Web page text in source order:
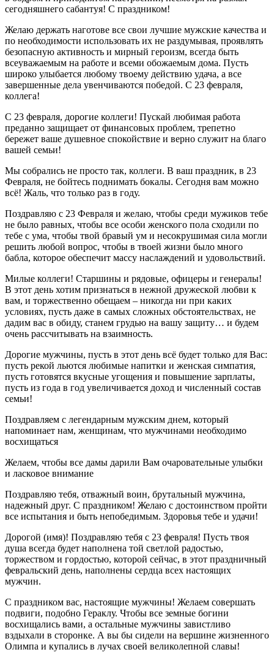
сегодняшнего сабантуя! С праздником!
Желаю держать наготове все свои лучшие мужские качества и
по необходимости использовать их не раздумывая, проявлять
безопасную активность и мирный героизм, всегда быть
всеуважаемым на работе и всеми обожаемым дома. Пусть
широко улыбается любому твоему действию удача, а все
завершенные дела увенчиваются победой. С 23 февраля,
коллега!
С 23 февраля, дорогие коллеги! Пускай любимая работа
преданно защищает от финансовых проблем, трепетно
бережет ваше душевное спокойствие и верно служит на благо
вашей семьи!
Мы собрались не просто так, коллеги. В ваш праздник, в 23
Февраля, не бойтесь поднимать бокалы. Сегодня вам можно
всё! Жаль, что только раз в году.
Поздравляю с 23 Февраля и желаю, чтобы среди мужиков тебе
не было равных, чтобы все особи женского пола сходили по
тебе с ума, чтобы твой бравый ум и несокрушимая сила могли
решить любой вопрос, чтобы в твоей жизни было много
бабла, которое обеспечит массу наслаждений и удовольствий.
Милые коллеги! Старшины и рядовые, офицеры и генералы!
В этот день хотим признаться в нежной дружеской любви к
вам, и торжественно обещаем – никогда ни при каких
условиях, пусть даже в самых сложных обстоятельствах, не
дадим вас в обиду, станем грудью на вашу защиту… и будем
очень рассчитывать на взаимность.
Дорогие мужчины, пусть в этот день всё будет только для Вас:
пусть рекой льются любимые напитки и женская симпатия,
пусть готовятся вкусные угощения и повышение зарплаты,
пусть из года в год увеличивается доход и численный состав
семьи!
Поздравляем с легендарным мужским днем, который
напоминает нам, женщинам, что мужчинами необходимо
восхищаться
Желаем, чтобы все дамы дарили Вам очаровательные улыбки
и ласковое внимание
Поздравляю тебя, отважный воин, брутальный мужчина,
надежный друг. С праздником! Желаю с достоинством пройти
все испытания и быть непобедимым. Здоровья тебе и удачи!
Дорогой (имя)! Поздравляю тебя с 23 февраля! Пусть твоя
душа всегда будет наполнена той светлой радостью,
торжеством и гордостью, которой сейчас, в этот праздничный
февральский день, наполнены сердца всех настоящих
мужчин.
С праздником вас, настоящие мужчины! Желаем совершать
подвиги, подобно Гераклу. Чтобы все земные богини
восхищались вами, а остальные мужчины завистливо
вздыхали в сторонке. А вы бы сидели на вершине жизненного
Олимпа и купались в лучах своей великолепной славы!